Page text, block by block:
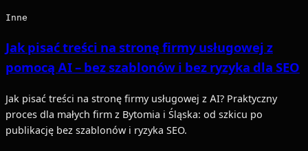
Inne
Jak pisać treści na stronę firmy usługowej z
pomocą AI – bez szablonów i bez ryzyka dla SEO
Jak pisać treści na stronę firmy usługowej z AI? Praktyczny
proces dla małych firm z Bytomia i Śląska: od szkicu po
publikację bez szablonów i ryzyka SEO.